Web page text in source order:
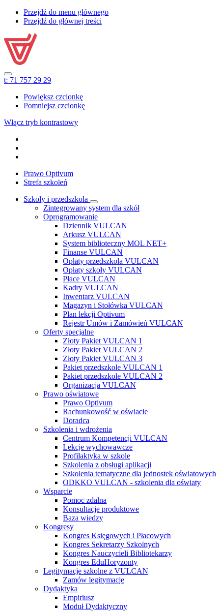
Przejdź do menu głównego
Przejdź do głównej treści
t: 71 757 29 29
Powiększ czcionkę
Pomniejsz czcionkę
Włącz tryb kontrastowy
Prawo Optivum
Strefa szkoleń
Szkoły i przedszkola
Zintegrowany system dla szkół
Oprogramowanie
Dziennik VULCAN
Arkusz VULCAN
System biblioteczny MOL NET+
Finanse VULCAN
Opłaty przedszkola VULCAN
Opłaty szkoły VULCAN
Płace VULCAN
Kadry VULCAN
Inwentarz VULCAN
Magazyn i Stołówka VULCAN
Plan lekcji Optivum
Rejestr Umów i Zamówień VULCAN
Oferty specjalne
Złoty Pakiet VULCAN 1
Złoty Pakiet VULCAN 2
Złoty Pakiet VULCAN 3
Pakiet przedszkole VULCAN 1
Pakiet przedszkole VULCAN 2
Organizacja VULCAN
Prawo oświatowe
Prawo Optivum
Rachunkowość w oświacie
Doradca
Szkolenia i wdrożenia
Centrum Kompetencji VULCAN
Lekcje wychowawcze
Profilaktyka w szkole
Szkolenia z obsługi aplikacji
Szkolenia tematyczne dla jednostek oświatowych
ODKKO VULCAN - szkolenia dla oświaty
Wsparcie
Pomoc zdalna
Konsultacje produktowe
Baza wiedzy
Kongresy
Kongres Księgowych i Płacowych
Kongres Sekretarzy Szkolnych
Kongres Nauczycieli Bibliotekarzy
Kongres EduHoryzonty
Legitymacje szkolne z VULCAN
Zamów legitymacje
Dydaktyka
Empiriusz
Moduł Dydaktyczny